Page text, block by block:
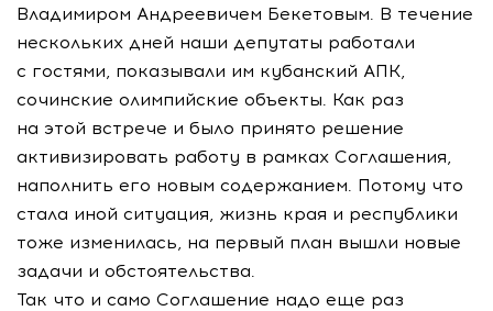
Владимиром Андреевичем Бекетовым. В течение
нескольких дней наши депутаты работали
с гостями, показывали им кубанский АПК,
сочинские олимпийские объекты. Как раз
на этой встрече и было принято решение
активизировать работу в рамках Соглашения,
наполнить его новым содержанием. Потому что
стала иной ситуация, жизнь края и республики
тоже изменилась, на первый план вышли новые
задачи и обстоятельства.
Так что и само Соглашение надо еще раз